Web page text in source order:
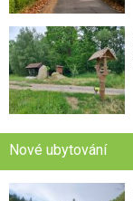
Nové ubytování